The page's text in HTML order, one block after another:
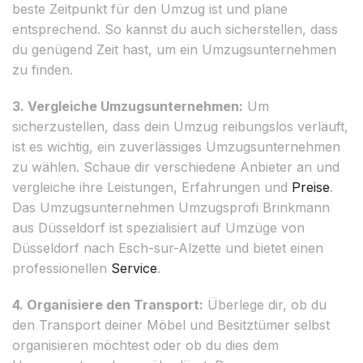
beste Zeitpunkt für den Umzug ist und plane
entsprechend. So kannst du auch sicherstellen, dass
du genügend Zeit hast, um ein Umzugsunternehmen
zu finden.
3. Vergleiche Umzugsunternehmen: Um
sicherzustellen, dass dein Umzug reibungslos verläuft,
ist es wichtig, ein zuverlässiges Umzugsunternehmen
zu wählen. Schaue dir verschiedene Anbieter an und
vergleiche ihre Leistungen, Erfahrungen und Preise.
Das Umzugsunternehmen Umzugsprofi Brinkmann
aus Düsseldorf ist spezialisiert auf Umzüge von
Düsseldorf nach Esch-sur-Alzette und bietet einen
professionellen Service.
4. Organisiere den Transport: Überlege dir, ob du
den Transport deiner Möbel und Besitztümer selbst
organisieren möchtest oder ob du dies dem